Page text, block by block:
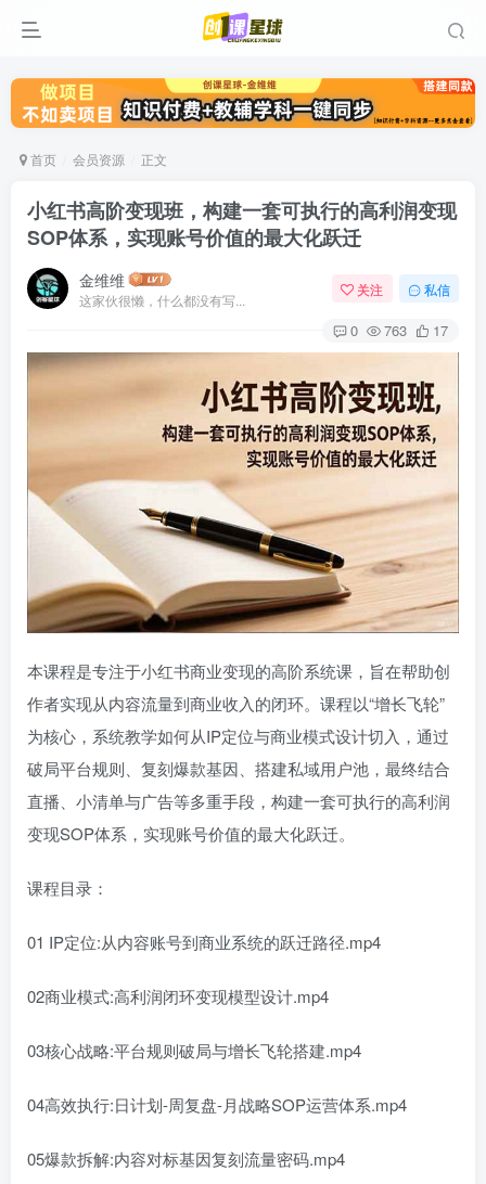
首页 会员资源 正文
小红书高阶变现班，构建一套可执行的高利润变现
SOP体系，实现账号价值的最大化跃迁
金维维
这家伙很懒，什么都没有写...
关注 私信
0 763 17
本课程是专注于小红书商业变现的高阶系统课，旨在帮助创
作者实现从内容流量到商业收入的闭环。课程以“增长飞轮”
为核心，系统教学如何从IP定位与商业模式设计切入，通过
破局平台规则、复刻爆款基因、搭建私域用户池，最终结合
直播、小清单与广告等多重手段，构建一套可执行的高利润
变现SOP体系，实现账号价值的最大化跃迁。
课程目录：
01 IP定位:从内容账号到商业系统的跃迁路径.mp4
02商业模式:高利润闭环变现模型设计.mp4
03核心战略:平台规则破局与增长飞轮搭建.mp4
04高效执行:日计划-周复盘-月战略SOP运营体系.mp4
05爆款拆解:内容对标基因复刻流量密码.mp4